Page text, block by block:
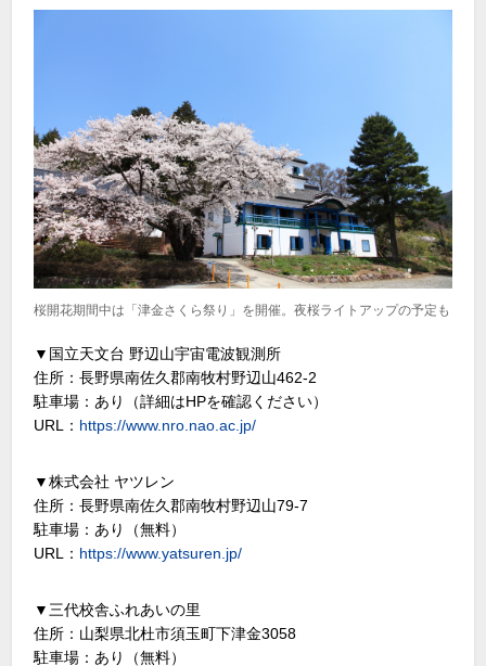
桜開花期間中は「津金さくら祭り」を開催。夜桜ライトアップの予定も
▼国立天文台 野辺山宇宙電波観測所
住所：長野県南佐久郡南牧村野辺山462-2
駐車場：あり（詳細はHPを確認ください）
URL： https://www.nro.nao.ac.jp/
▼株式会社 ヤツレン
住所：長野県南佐久郡南牧村野辺山79-7
駐車場：あり（無料）
URL： https://www.yatsuren.jp/
▼三代校舎ふれあいの里
住所：山梨県北杜市須玉町下津金3058
駐車場：あり（無料）